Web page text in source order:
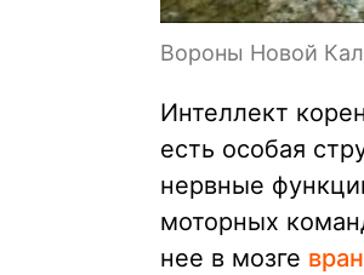
Вороны Новой
Интеллект
есть особая
нервные
моторных
нее в мозге